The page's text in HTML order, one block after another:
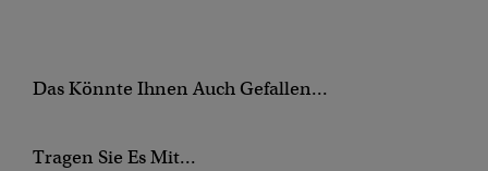
Das Könnte Ihnen Auch Gefallen...
Tragen Sie Es Mit...